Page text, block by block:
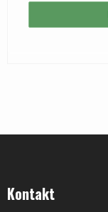
Kontakt